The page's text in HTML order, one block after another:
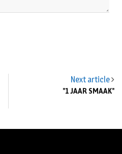
Next article
"1 JAAR SMAAK"